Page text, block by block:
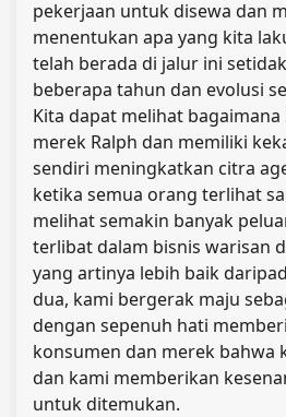
pekerjaan untuk disewa dan
menentukan apa yang kita
telah berada di jalur ini
beberapa tahun dan evolusi
Kita dapat melihat
merek Ralph dan memiliki
sendiri meningkatkan citra
ketika semua orang terlihat
melihat semakin banyak
terlibat dalam bisnis warisan
yang artinya lebih baik
dua, kami bergerak maju
dengan sepenuh hati
konsumen dan merek bahwa
dan kami memberikan
untuk ditemukan.